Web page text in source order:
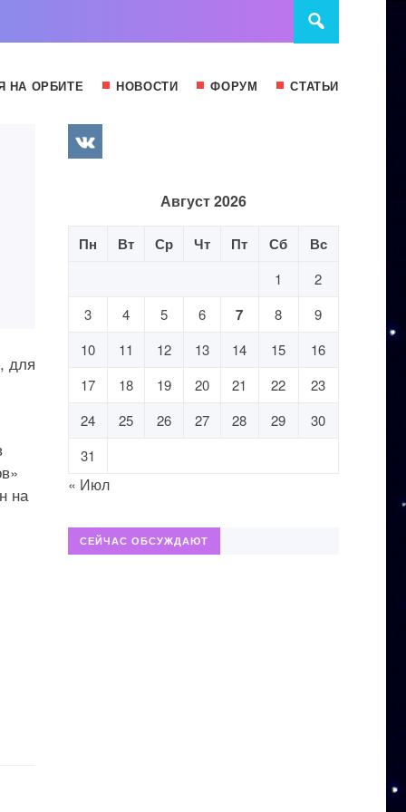
НА ОРБИТЕ НОВОСТИ ФОРУМ СТАТЬИ
для
на
Август 2026
Пн Вт Ср Чт Пт Сб Вс
1
2
3
4 5 6 7 8
9
10
11 12 13 14 15
16
17
18 19 20 21 22
23
24
25 26 27 28 29
30
31
« Июл
СЕЙЧАС ОБСУЖДАЮТ